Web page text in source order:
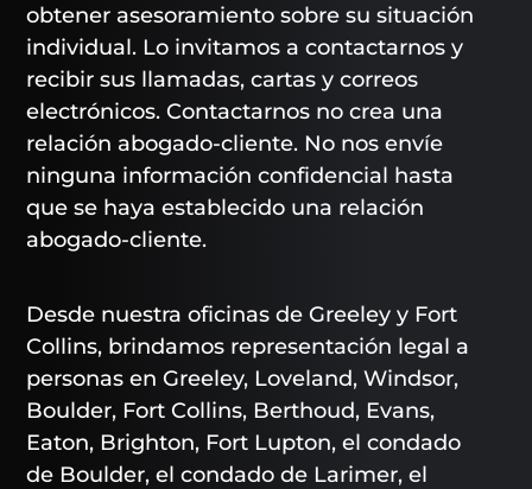
obtener asesoramiento sobre su situación
individual. Lo invitamos a contactarnos y
recibir sus llamadas, cartas y correos
electrónicos. Contactarnos no crea una
relación abogado-cliente. No nos envíe
ninguna información confidencial hasta
que se haya establecido una relación
abogado-cliente.
Desde nuestra oficinas de Greeley y Fort
Collins, brindamos representación legal a
personas en Greeley, Loveland, Windsor,
Boulder, Fort Collins, Berthoud, Evans,
Eaton, Brighton, Fort Lupton, el condado
de Boulder, el condado de Larimer, el